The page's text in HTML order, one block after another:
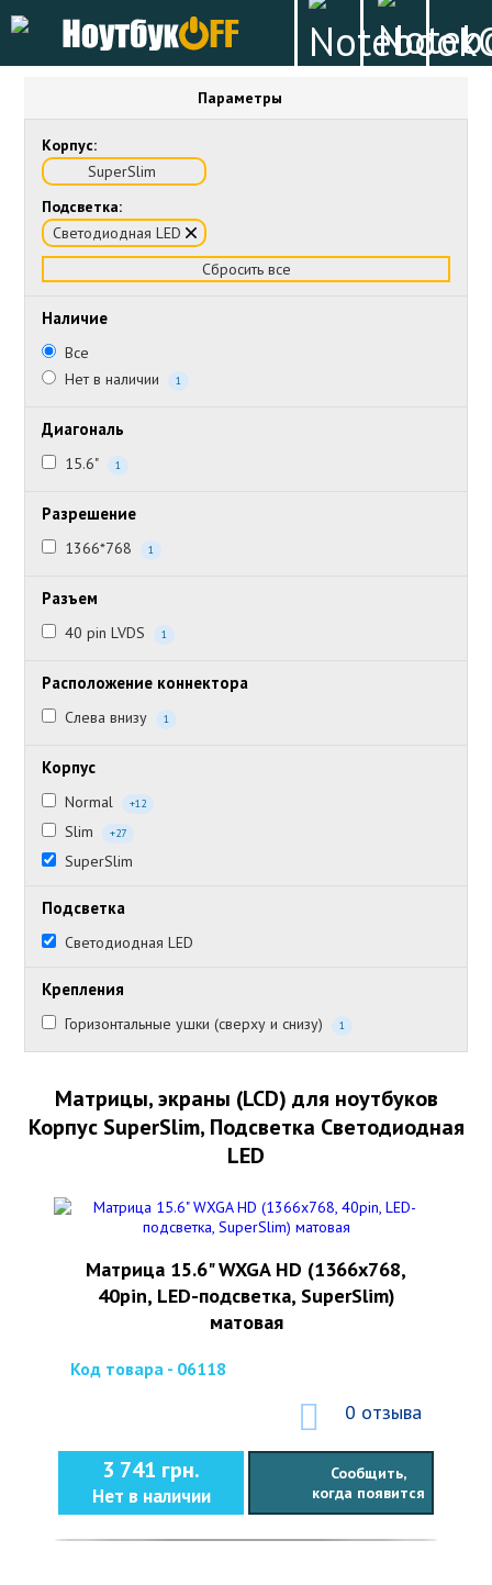
Параметры
Корпус:
SuperSlim
Подсветка:
Светодиодная LED
Сбросить все
Наличие
Все
Нет в наличии
1
Диагональ
15.6" 1
Разрешение
1366*768 1
Разъем
40 pin LVDS 1
Расположение коннектора
Слева внизу 1
Корпус
Normal +12
Slim +27
SuperSlim
Подсветка
Светодиодная LED
Крепления
Горизонтальные ушки (сверху и снизу) 1
Матрицы, экраны (LCD) для ноутбуков
Корпус SuperSlim, Подсветка Светодиодная
LED
Матрица 15.6" WXGA HD (1366x768,
40pin, LED-подсветка, SuperSlim)
матовая
Код товара - 06118
0 отзыва
3 741 грн.
Нет в наличии
Сообщить,
когда появится